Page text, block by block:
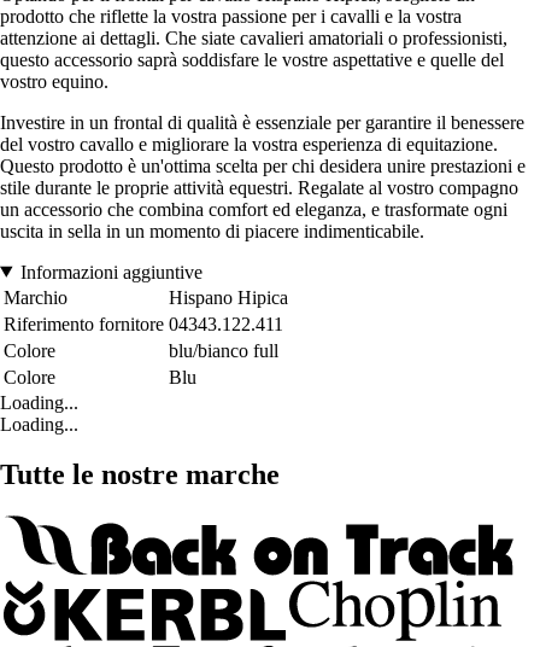
prodotto che riflette la vostra passione per i cavalli e la vostra
attenzione ai dettagli. Che siate cavalieri amatoriali o professionisti,
questo accessorio saprà soddisfare le vostre aspettative e quelle del
vostro equino.
Investire in un frontal di qualità è essenziale per garantire il benessere
del vostro cavallo e migliorare la vostra esperienza di equitazione.
Questo prodotto è un'ottima scelta per chi desidera unire prestazioni e
stile durante le proprie attività equestri. Regalate al vostro compagno
un accessorio che combina comfort ed eleganza, e trasformate ogni
uscita in sella in un momento di piacere indimenticabile.
Informazioni aggiuntive
Marchio
Hispano Hipica
Riferimento fornitore 04343.122.411
Colore
blu/bianco full
Colore
Blu
Loading...
Loading...
Tutte le nostre marche